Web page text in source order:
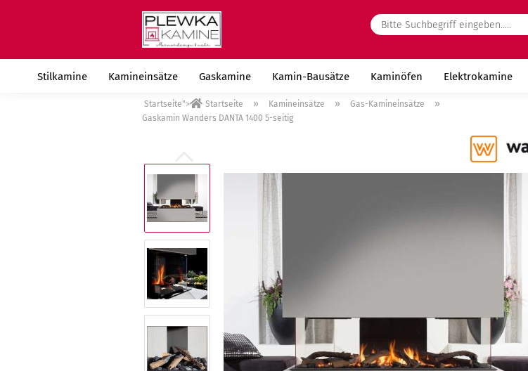
Stilkamine Kamineinsätze Gaskamine Kamin-Bausätze Kaminöfen Elektrokamine
Startseite"> Startseite » Kamineinsätze » Gas-Kamineinsätze »
Gaskamin Wanders DANTA 1400 5-seitig